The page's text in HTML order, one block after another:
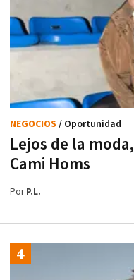
Lejos de la
Cami Homs
NEGOCIOS / Oportunidad
PorP.L.